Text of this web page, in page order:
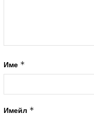
Име *
Имейл *